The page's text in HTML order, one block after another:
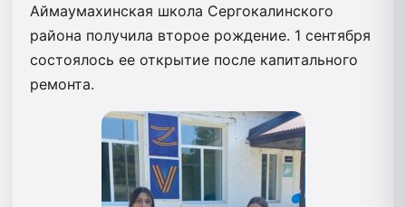
Аймаумахинская школа Сергокалинского
района получила второе рождение. 1 сентября
состоялось ее открытие после капитального
ремонта.